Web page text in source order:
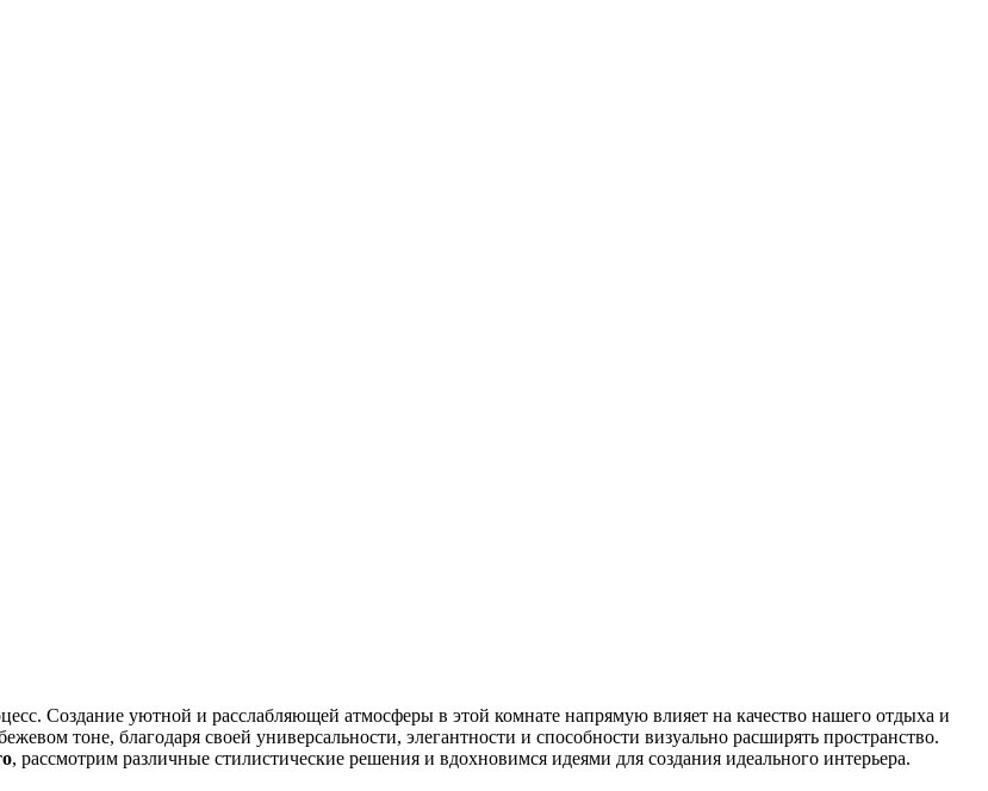
Создание уютной и расслабляющей атмосферы в этой комнате напрямую влияет на качество нашего отдыха и
тоне, благодаря своей универсальности, элегантности и способности визуально расширять пространство.
, рассмотрим различные стилистические решения и вдохновимся идеями для создания идеального интерьера.